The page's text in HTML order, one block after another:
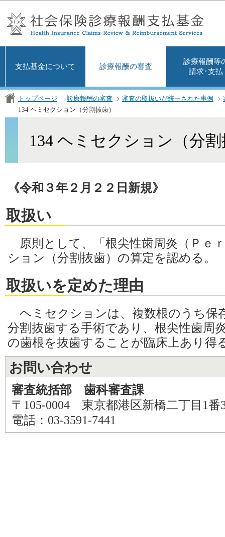
支払基金について 診療報酬の審査
診療報酬等
請求･支払
トップページ 診療報酬の審査 審査の取扱いが統一された事例
134 ヘミセクション（分割抜歯）
134 ヘミセクション（分
《令和３年２月２２日新規》
取扱い
原則として、「根尖性歯周炎（Ｐｅ
ション（分割抜歯）の算定を認める。
取扱いを定めた理由
ヘミセクションは、複数根のうち保
分割抜歯する手術であり、根尖性歯周
の歯根を抜歯することが臨床上あり得
お問い合わせ
審査統括部 歯科審査課
〒105-0004 東京都港区新橋二丁目1番
電話：03-3591-7441